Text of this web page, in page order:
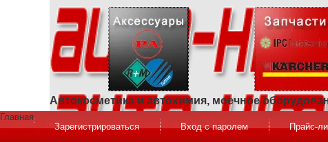
Автокосметика и автохимия, моечное
Главная
Зарегистрироваться
Вход с паролем Прайс-